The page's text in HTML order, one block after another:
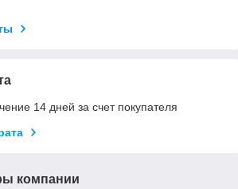
14 дней за счет покупателя
компании